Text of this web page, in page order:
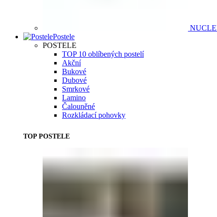
Postele
POSTELE
TOP 10 oblíbených postelí
Akční
Bukové
Dubové
Smrkové
Lamino
Čalouněné
Rozkládací pohovky
TOP POSTELE